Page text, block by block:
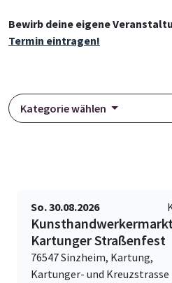
Bewirb deine eigene
Termin eintragen!
Kategorie wählen
So. 30.08.2026
Kartunger Straßenfest
76547 Sinzheim, Kartung,
Kartunger- und Kreuzstrasse